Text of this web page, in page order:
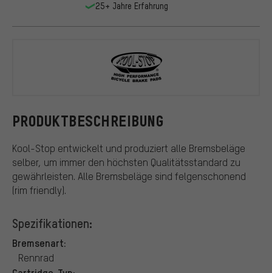
PRODUKTBESCHREIBUNG
Kool-Stop entwickelt und produziert alle Bremsbeläge
selber, um immer den höchsten Qualitätsstandard zu
gewährleisten. Alle Bremsbeläge sind felgenschonend
(rim friendly).
Spezifikationen:
Bremsenart:
Rennrad
25+ Jahre Erfahrung